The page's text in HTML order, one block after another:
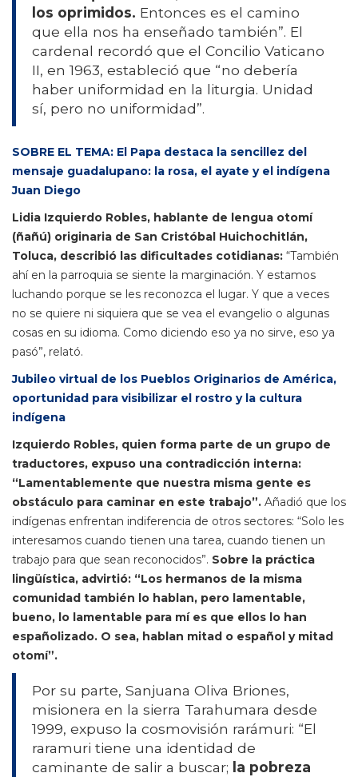
los oprimidos. Entonces es el camino
que ella nos ha enseñado también”. El
cardenal recordó que el Concilio Vaticano
II, en 1963, estableció que “no debería
haber uniformidad en la liturgia. Unidad
sí, pero no uniformidad”.
SOBRE EL TEMA: El Papa destaca la sencillez del
mensaje guadalupano: la rosa, el ayate y el indígena
Juan Diego
Lidia Izquierdo Robles, hablante de lengua otomí
(ñañú) originaria de San Cristóbal Huichochitlán,
Toluca, describió las dificultades cotidianas: “También
ahí en la parroquia se siente la marginación. Y estamos
luchando porque se les reconozca el lugar. Y que a veces
no se quiere ni siquiera que se vea el evangelio o algunas
cosas en su idioma. Como diciendo eso ya no sirve, eso ya
pasó”, relató.
Jubileo virtual de los Pueblos Originarios de América,
oportunidad para visibilizar el rostro y la cultura
indígena
Izquierdo Robles, quien forma parte de un grupo de
traductores, expuso una contradicción interna:
“Lamentablemente que nuestra misma gente es
obstáculo para caminar en este trabajo”. Añadió que los
indígenas enfrentan indiferencia de otros sectores: “Solo les
interesamos cuando tienen una tarea, cuando tienen un
trabajo para que sean reconocidos”. Sobre la práctica
lingüística, advirtió: “Los hermanos de la misma
comunidad también lo hablan, pero lamentable,
bueno, lo lamentable para mí es que ellos lo han
españolizado. O sea, hablan mitad o español y mitad
otomí”.
Por su parte, Sanjuana Oliva Briones,
misionera en la sierra Tarahumara desde
1999, expuso la cosmovisión rarámuri: “El
raramuri tiene una identidad de
caminante de salir a buscar; la pobreza